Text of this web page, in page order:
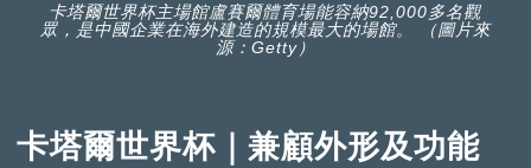
卡塔爾世界杯主場館盧賽爾體育場能容納92,000多名觀
眾，是中國企業在海外建造的規模最大的場館。 （圖片來
源：Getty）
卡塔爾世界杯｜兼顧外形及功能